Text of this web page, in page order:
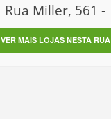
Rua Miller, 561 -
VER MAIS LOJAS NESTA RUA